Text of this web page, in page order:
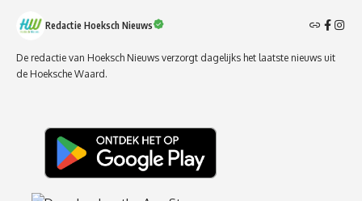
Redactie Hoeksch Nieuws
De redactie van Hoeksch Nieuws verzorgt dagelijks het laatste nieuws uit
de Hoeksche Waard.